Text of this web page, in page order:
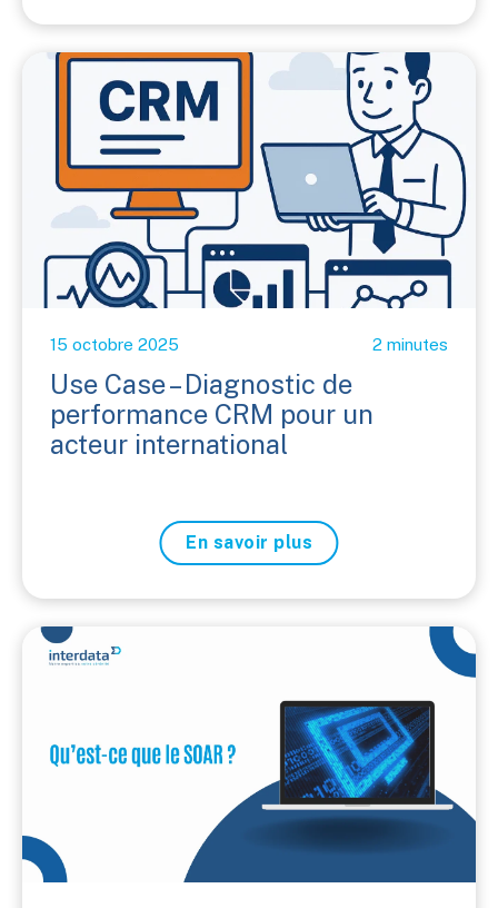
15 octobre 2025 2 minutes
Use Case – Diagnostic de
performance CRM pour un
acteur international
En savoir plus